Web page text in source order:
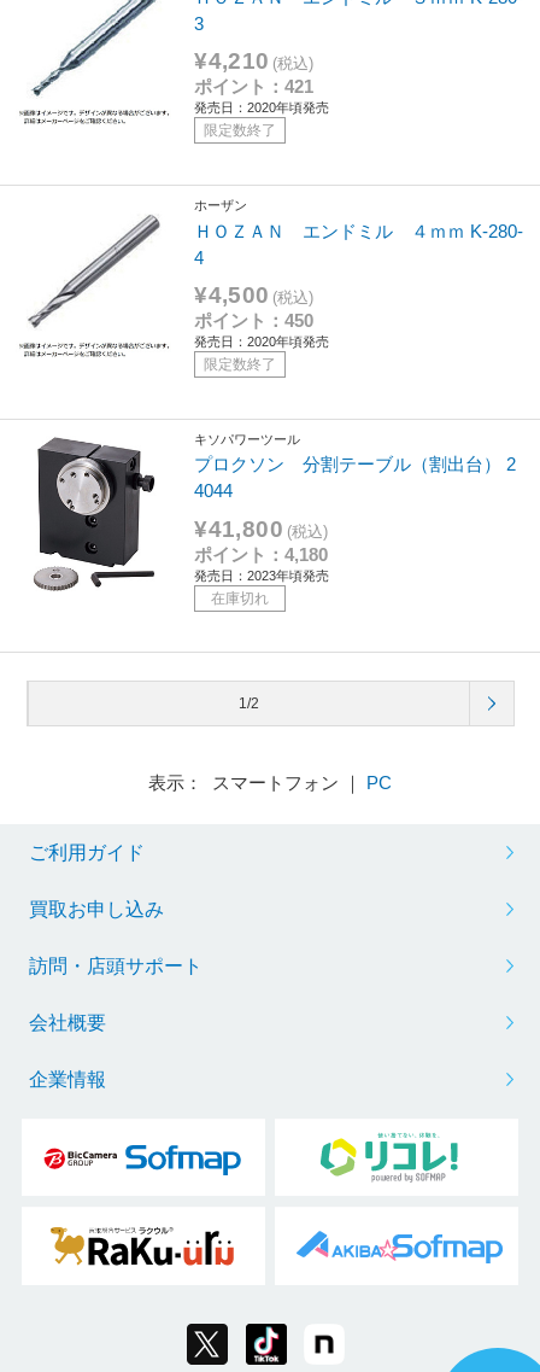
3
¥4,210 (税込)
ポイント：421
発売日：2020年頃発売
限定数終了
ホーザン
ＨＯＺＡＮ エンドミル ４ｍｍ K-280-
4
¥4,500 (税込)
ポイント：450
発売日：2020年頃発売
限定数終了
キソパワーツール
プロクソン 分割テーブル（割出台） 2
4044
¥41,800 (税込)
ポイント：4,180
発売日：2023年頃発売
在庫切れ
1/2
表示： スマートフォン ｜ PC
ご利用ガイド
買取お申し込み
訪問・店頭サポート
会社概要
企業情報